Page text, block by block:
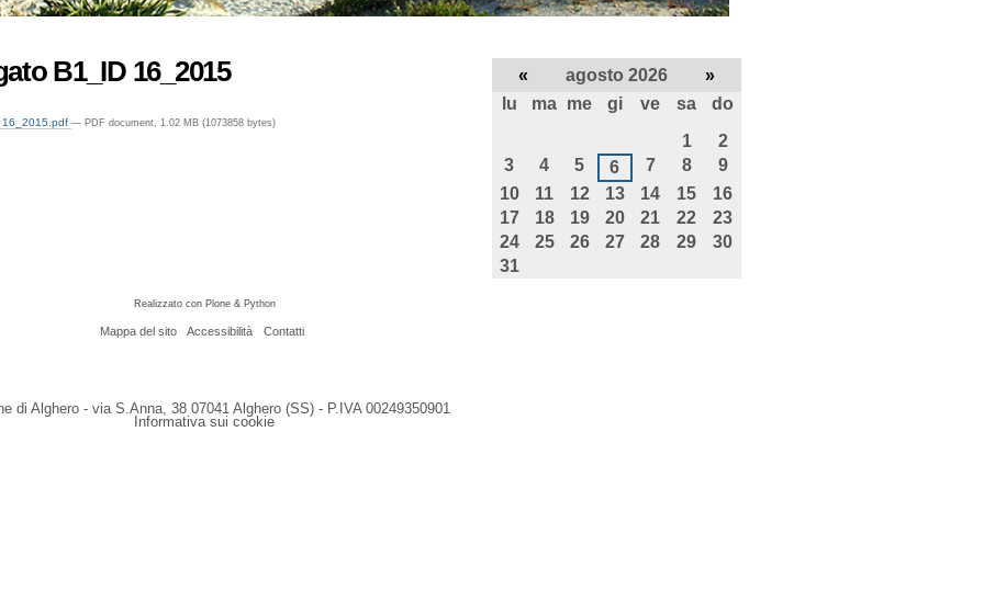
B1_ID 16_2015
16_2015.pdf — PDF document, 1.02 MB (1073858 bytes)
« agosto 2026 »
lu ma me gi ve sa
do
1
2
3
4 5 6 7 8
9
10
11 12 13 14 15
16
17
18 19 20 21 22
23
24
25 26 27 28 29
30
31
Realizzato con Plone & Python
Mappa del sito Accessibilità Contatti
di Alghero - via S.Anna, 38 07041 Alghero (SS) - P.IVA 00249350901
Informativa sui cookie